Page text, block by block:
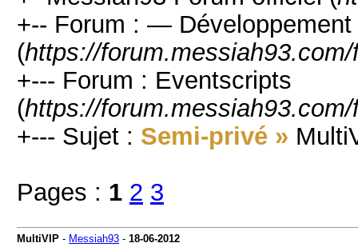
+-- Forum : —
(https://
+--- Forum : Eventscripts
(https://
+--- Sujet : Semi-privé »
Pages : 1 2 3
MultiVIP - Messiah93 - 18-06-2012